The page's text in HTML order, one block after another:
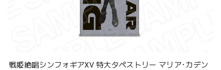
戦姫絶唱シンフォギアXV 特大タペストリー マリア･カデン